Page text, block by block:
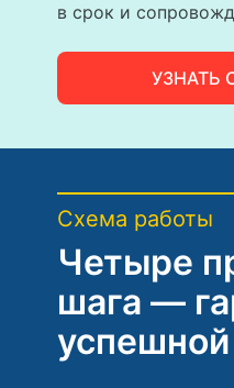
в срок и
УЗНАТЬ
Схема работы
Четыре
шага —